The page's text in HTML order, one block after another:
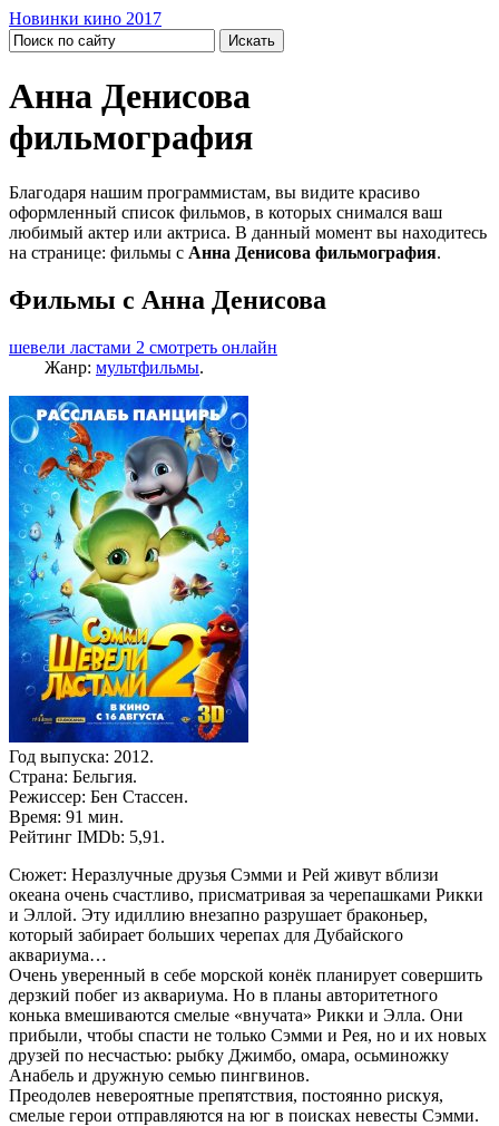
Новинки кино 2017
Анна Денисова
фильмография
Благодаря нашим программистам, вы видите красиво
оформленный список фильмов, в которых снимался ваш
любимый актер или актриса. В данный момент вы находитесь
на странице: фильмы с Анна Денисова фильмография.
Фильмы с Анна Денисова
шевели ластами 2 смотреть онлайн
Жанр: мультфильмы.
Год выпуска: 2012.
Страна: Бельгия.
Режиссер: Бен Стассен.
Время: 91 мин.
Рейтинг IMDb: 5,91.
Сюжет: Неразлучные друзья Сэмми и Рей живут вблизи
океана очень счастливо, присматривая за черепашками Рикки
и Эллой. Эту идиллию внезапно разрушает браконьер,
который забирает больших черепах для Дубайского
аквариума…
Очень уверенный в себе морской конёк планирует совершить
дерзкий побег из аквариума. Но в планы авторитетного
конька вмешиваются смелые «внучата» Рикки и Элла. Они
прибыли, чтобы спасти не только Сэмми и Рея, но и их новых
друзей по несчастью: рыбку Джимбо, омара, осьминожку
Анабель и дружную семью пингвинов.
Преодолев невероятные препятствия, постоянно рискуя,
смелые герои отправляются на юг в поисках невесты Сэмми.